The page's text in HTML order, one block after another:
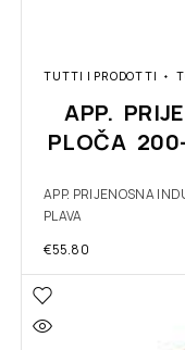
TUTTI I PRODOTTI
APP.
PLOČA
APP. PRIJENOSNA
PLAVA
€55.80